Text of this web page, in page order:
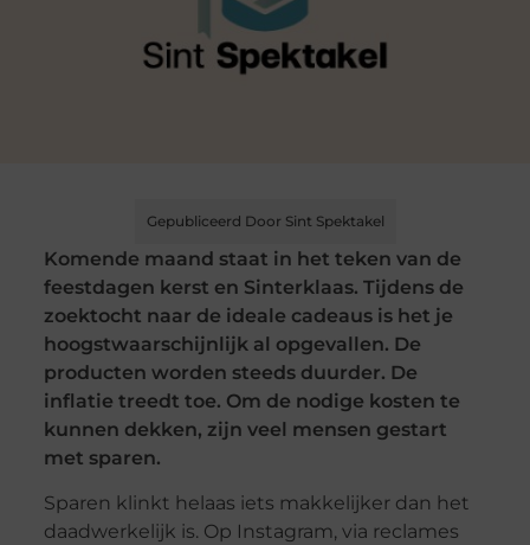
Gepubliceerd Door Sint Spektakel
Komende maand staat in het teken van de
feestdagen kerst en Sinterklaas. Tijdens de
zoektocht naar de ideale cadeaus is het je
hoogstwaarschijnlijk al opgevallen. De
producten worden steeds duurder. De
inflatie treedt toe. Om de nodige kosten te
kunnen dekken, zijn veel mensen gestart
met sparen.
Sparen klinkt helaas iets makkelijker dan het
daadwerkelijk is. Op Instagram, via reclames